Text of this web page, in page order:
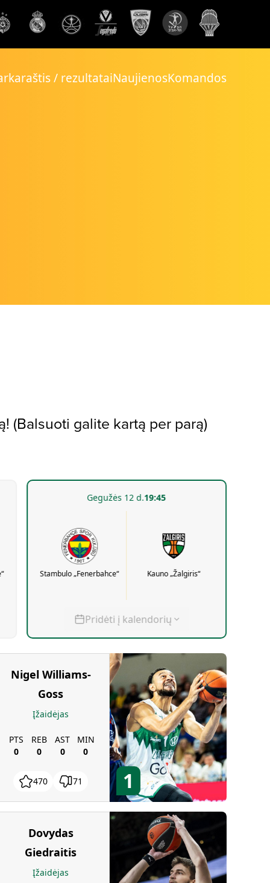
/ rezultataiNaujienosKomandos
(Balsuoti galite kartą per parą)
Gegužės 12 d.19:45
Stambulo „Fenerbahce“ Kauno „Žalgiris“
Pridėti į kalendorių
Nigel Williams-
Goss
Įžaidėjas
PTS
0
REB
0
AST
0
MIN
0
470 71 1
Dovydas
Giedraitis
Įžaidėjas